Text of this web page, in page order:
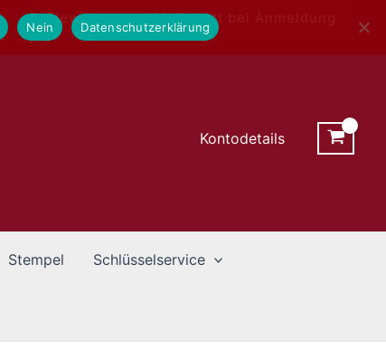
Newsletter - 10% Rabatt bei Anmeldung
Kontodetails
Stempel Schlüsselservice
Nein Datenschutzerklärung